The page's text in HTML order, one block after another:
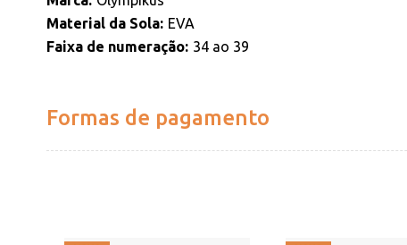
Material da Sola EVA
Faixa de numeração 34 ao 39
Formas de pagamento